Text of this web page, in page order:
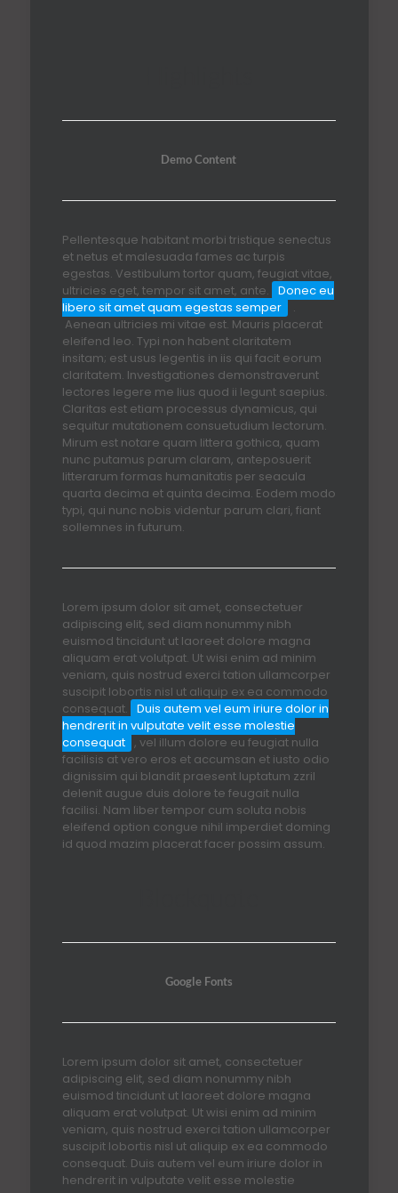
Demo Content
Pellentesque habitant morbi tristique senectus
et netus et malesuada fames ac turpis
egestas. Vestibulum tortor quam, feugiat vitae,
ultricies eget, tempor sit amet, ante. Donec eu
libero sit amet quam egestas semper
.
Aenean ultricies mi vitae est. Mauris placerat
eleifend leo. Typi non habent claritatem
insitam; est usus legentis in iis qui facit eorum
claritatem. Investigationes demonstraverunt
lectores legere me lius quod ii legunt saepius.
Claritas est etiam processus dynamicus, qui
sequitur mutationem consuetudium lectorum.
Mirum est notare quam littera gothica, quam
nunc putamus parum claram, anteposuerit
litterarum formas humanitatis per seacula
quarta decima et quinta decima. Eodem modo
typi, qui nunc nobis videntur parum clari, fiant
sollemnes in futurum.
Lorem ipsum dolor sit amet, consectetuer
adipiscing elit, sed diam nonummy nibh
euismod tincidunt ut laoreet dolore magna
aliquam erat volutpat. Ut wisi enim ad minim
veniam, quis nostrud exerci tation ullamcorper
suscipit lobortis nisl ut aliquip ex ea commodo
consequat. Duis autem vel eum iriure dolor in
hendrerit in vulputate velit esse molestie
consequat , vel illum dolore eu feugiat nulla
facilisis at vero eros et accumsan et iusto odio
dignissim qui blandit praesent luptatum zzril
delenit augue duis dolore te feugait nulla
facilisi. Nam liber tempor cum soluta nobis
eleifend option congue nihil imperdiet doming
id quod mazim placerat facer possim assum.
Google Fonts
Lorem ipsum dolor sit amet, consectetuer
adipiscing elit, sed diam nonummy nibh
euismod tincidunt ut laoreet dolore magna
aliquam erat volutpat. Ut wisi enim ad minim
veniam, quis nostrud exerci tation ullamcorper
suscipit lobortis nisl ut aliquip ex ea commodo
consequat. Duis autem vel eum iriure dolor in
hendrerit in vulputate velit esse molestie